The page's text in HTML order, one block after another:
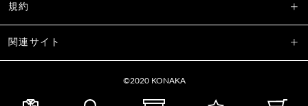
規約
関連サイト
©2020 KONAKA